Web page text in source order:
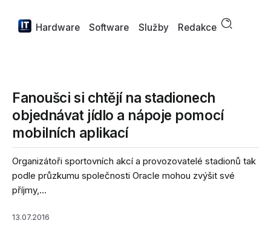
Hardware Software Služby Redakce
Fanoušci si chtějí na stadionech
objednávat jídlo a nápoje pomocí
mobilních aplikací
Organizátoři sportovních akcí a provozovatelé stadionů tak
podle průzkumu společnosti Oracle mohou zvýšit své
příjmy,...
13.07.2016